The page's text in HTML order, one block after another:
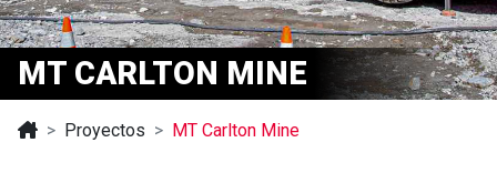
MT CARLTON MINE
Proyectos MT Carlton Mine